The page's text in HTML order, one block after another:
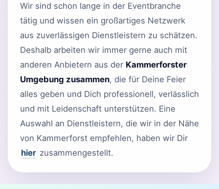
Wir sind schon lange in der Eventbranche
tätig und wissen ein großartiges Netzwerk
aus zuverlässigen Dienstleistern zu schätzen.
Deshalb arbeiten wir immer gerne auch mit
anderen Anbietern aus der Kammerforster
Umgebung zusammen, die für Deine Feier
alles geben und Dich professionell, verlässlich
und mit Leidenschaft unterstützen. Eine
Auswahl an Dienstleistern, die wir in der Nähe
von Kammerforst empfehlen, haben wir Dir
hier zusammengestellt.